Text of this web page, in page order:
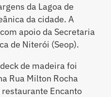
da Lagoa de
da cidade. A
apoio da Secretaria
de Niterói (Seop).
de madeira foi
Rua Milton Rocha
restaurante Encanto